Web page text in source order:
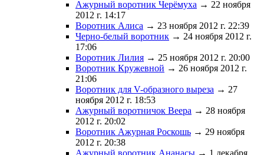
Ажурный воротник Черёмуха → 22 ноября
2012 г. 14:17
Воротник Алиса → 23 ноября 2012 г. 22:39
Черно-белый воротник → 24 ноября 2012 г.
17:06
Воротник Лилия → 25 ноября 2012 г. 20:00
Воротник Кружевной → 26 ноября 2012 г.
21:06
Воротник для V-образного выреза → 27
ноября 2012 г. 18:53
Ажурный воротничок Веера → 28 ноября
2012 г. 20:02
Воротник Ажурная Роскошь → 29 ноября
2012 г. 20:38
Ажурный воротник Ананасы → 1 декабря